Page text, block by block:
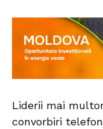
Liderii mai
convorbiri